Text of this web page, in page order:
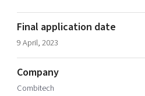
Artificial intelligence
Cybersecurity
Manufacturing industries
Global talent
Develop your company
Upgrade your skills &
About
Final application date
9 April, 2023
Company
Combitech